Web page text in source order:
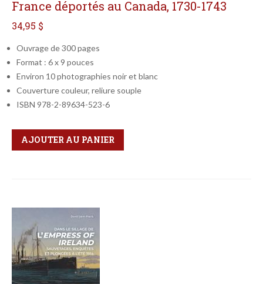
France déportés au Canada, 1730-1743
34,95 $
Ouvrage de 300 pages
Format : 6 x 9 pouces
Environ 10 photographies noir et blanc
Couverture couleur, reliure souple
ISBN 978-2-89634-523-6
Qté
Format
AJOUTER AU PANIER